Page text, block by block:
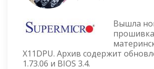
—
Вышла
X11DPU. Архив содержит
1.73.06 и BIOS 3.4.